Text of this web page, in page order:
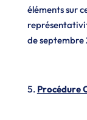
éléments sur
de septembre
Procédure